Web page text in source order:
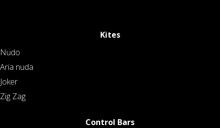
Kites
Nudo
Aria nuda
Joker
Zig Zag
Control Bars